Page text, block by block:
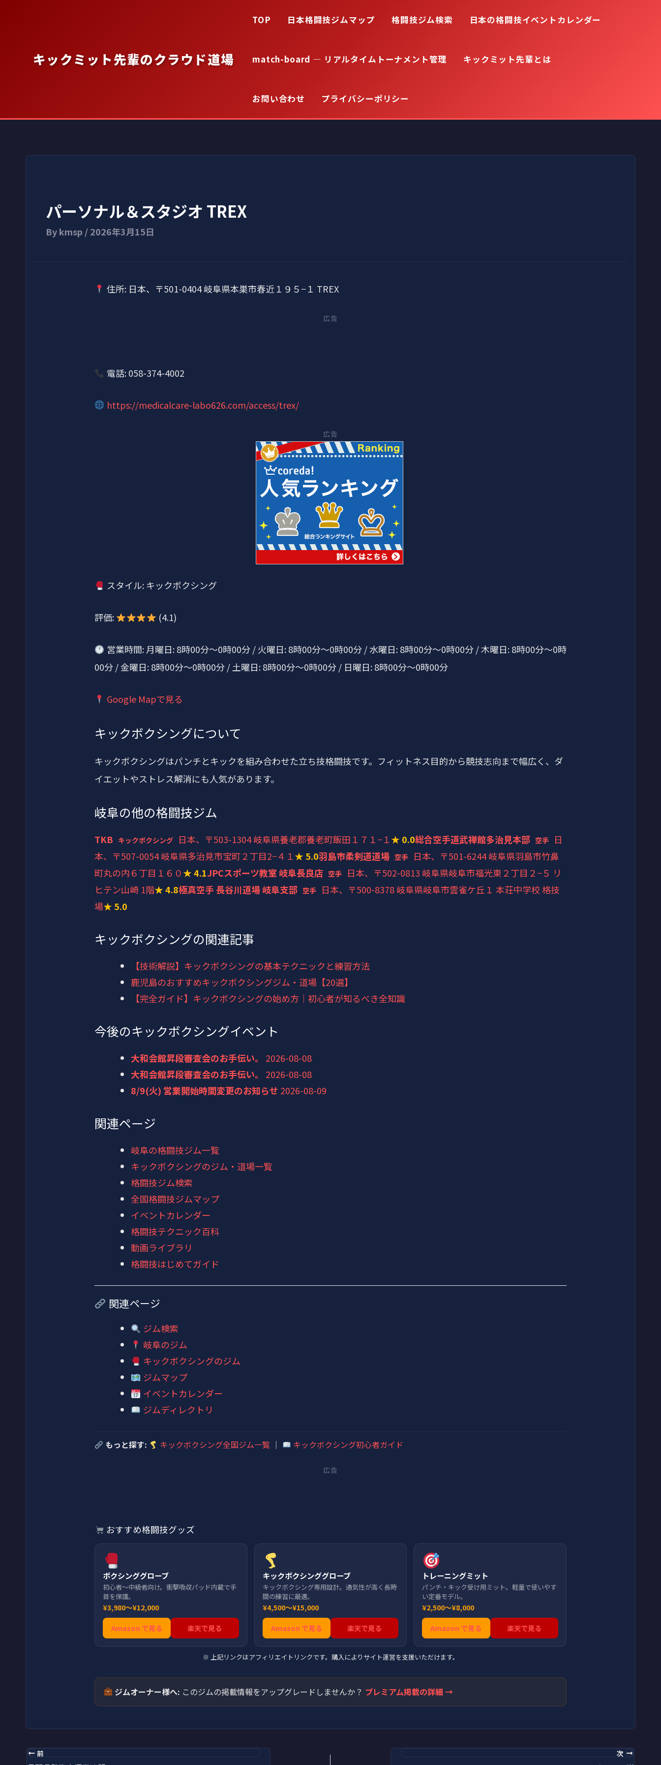
キックミット先輩のクラウド道場
TOP 日本格闘技ジムマップ 格闘技ジム検索 日本の格闘技イベントカレンダー
match-board — リアルタイムトーナメント管理 キックミット先輩とは
お問い合わせ プライバシーポリシー
パーソナル＆スタジオ TREX
Bykmsp /2026年3月15日
住所: 日本、〒501-0404 岐阜県本巣市春近１９５−１ TREX
広告
電話: 058-374-4002
https://medicalcare-labo626.com/access/trex/
広告
スタイル: キックボクシング
評価: (4.1)
営業時間: 月曜日: 8時00分～0時00分 / 火曜日: 8時00分～0時00分 / 水曜日: 8時00分～0時00分 / 木曜日: 8時00分～0時
00分 / 金曜日: 8時00分～0時00分 / 土曜日: 8時00分～0時00分 / 日曜日: 8時00分～0時00分
Google Mapで見る
キックボクシングについて
キックボクシングはパンチとキックを組み合わせた立ち技格闘技です。フィットネス目的から競技志向まで幅広く、ダ
イエットやストレス解消にも人気があります。
岐阜の他の格闘技ジム
TKB キックボクシング 日本、〒503-1304 岐阜県養老郡養老町飯田１７１−１★ 0.0総合空手道武禅館多治見本部 空手
日
本、〒507-0054 岐阜県多治見市宝町２丁目2−４１★ 5.0羽島市柔剣道道場 空手
日本、〒501-6244 岐阜県羽島市竹鼻
町丸の内６丁目１６０★ 4.1JPCスポーツ教室 岐阜長良店 空手
日本、〒502-0813 岐阜県岐阜市福光東２丁目２−５ リ
ヒテン山崎 1階★ 4.8極真空手 長谷川道場 岐阜支部 空手
日本、〒500-8378 岐阜県岐阜市雲雀ケ丘１ 本荘中学校 格技
場★ 5.0
キックボクシングの関連記事
【技術解説】キックボクシングの基本テクニックと練習方法
鹿児島のおすすめキックボクシングジム・道場【20選】
【完全ガイド】キックボクシングの始め方｜初心者が知るべき全知識
今後のキックボクシングイベント
大和会館昇段審査会のお手伝い。
2026-08-08
大和会館昇段審査会のお手伝い。
2026-08-08
8/9(火) 営業開始時間変更のお知らせ 2026-08-09
関連ページ
岐阜の格闘技ジム一覧
キックボクシングのジム・道場一覧
格闘技ジム検索
全国格闘技ジムマップ
イベントカレンダー
格闘技テクニック百科
動画ライブラリ
格闘技はじめてガイド
関連ページ
ジム検索
岐阜のジム
キックボクシングのジム
ジムマップ
イベントカレンダー
ジムディレクトリ
もっと探す: キックボクシング全国ジム一覧 ｜ キックボクシング初心者ガイド
広告
おすすめ格闘技グッズ
ボクシンググローブ
初心者〜中級者向け。衝撃吸収パッド内蔵で手
首を保護。
¥3,980〜¥12,000
Amazon で見る 楽天で見る
キックボクシンググローブ
キックボクシング専用設計。通気性が高く長時
間の練習に最適。
¥4,500〜¥15,000
Amazon で見る 楽天で見る
トレーニングミット
パンチ・キック受け用ミット。軽量で使いやす
い定番モデル。
¥2,500〜¥8,000
Amazon で見る 楽天で見る
※ 上記リンクはアフィリエイトリンクです。購入によりサイト運営を支援いただけます。
ジムオーナー様へ: このジムの掲載情報をアップグレードしませんか？ プレミアム掲載の詳細 →
前 次